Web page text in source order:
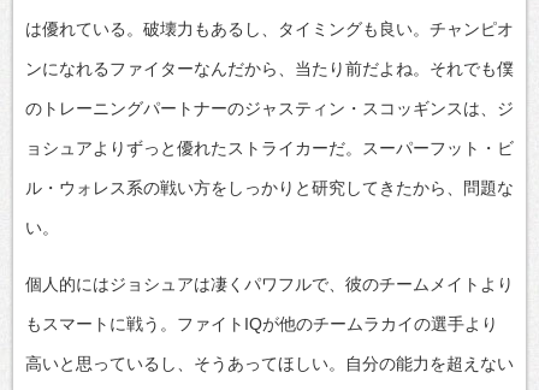
は優れている。破壊力もあるし、タイミングも良い。チャンピオ
ンになれるファイターなんだから、当たり前だよね。それでも僕
のトレーニングパートナーのジャスティン・スコッギンスは、ジ
ョシュアよりずっと優れたストライカーだ。スーパーフット・ビ
ル・ウォレス系の戦い方をしっかりと研究してきたから、問題な
い。
個人的にはジョシュアは凄くパワフルで、彼のチームメイトより
もスマートに戦う。ファイトIQが他のチームラカイの選手より
高いと思っているし、そうあってほしい。自分の能力を超えない